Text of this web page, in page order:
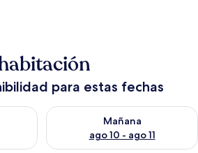
para estas fechas
para hoy ago 9 - ago 10
Mañana
ago 10 - ago 11
Consulta la disponibilidad